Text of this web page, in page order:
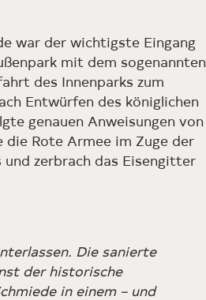
war der wichtigste Eingang
mit dem sogenannten
des Innenparks zum
Entwürfen des königlichen
genauen Anweisungen von
die Rote Armee im Zuge der
und zerbrach das Eisengitter
Die sanierte
der historische
in einem – und